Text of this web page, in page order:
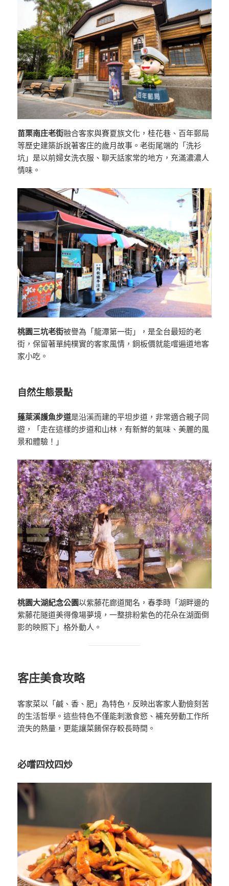
苗栗南庄老街融合客家與賽夏族文化，桂花巷、百年郵局
等歷史建築訴說著客庄的歲月故事。老街尾端的「洗衫
坑」是以前婦女洗衣服、聊天話家常的地方，充滿濃濃人
情味。
桃園三坑老街被譽為「龍潭第一街」，是全台最短的老
街，保留著單純樸實的客家風情，銅板價就能嚐遍道地客
家小吃。
自然生態景點
蓬萊溪護魚步道是沿溪而建的平坦步道，非常適合親子同
遊，「走在這樣的步道和山林，有新鮮的氣味、美麗的風
景和體驗！」
桃園大湖紀念公園以紫藤花廊道聞名，春季時「湖畔邊的
紫藤花隧道美得像場夢境，一整排粉紫色的花朵在湖面倒
影的映照下」格外動人。
客庄美食攻略
客家菜以「鹹、香、肥」為特色，反映出客家人勤儉刻苦
的生活哲學。這些特色不僅能刺激食慾、補充勞動工作所
流失的熱量，更能讓菜餚保存較長時間。
必嚐四炆四炒